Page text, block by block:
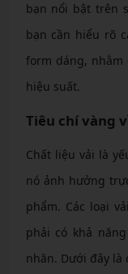
bạn nổi bật trên
bạn cần hiểu rõ
form dáng, nhằm
hiệu suất.
Tiêu chí vàng
Chất liệu vải là
nó ảnh hưởng
phẩm. Các loại
phải có khả
nhăn. Dưới đây là